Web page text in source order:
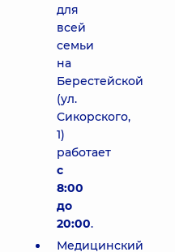
для
всей
семьи
на
Берестейской
(ул.
Сикорского,
1)
работает
с
8:00
до
20:00.
Медицинский